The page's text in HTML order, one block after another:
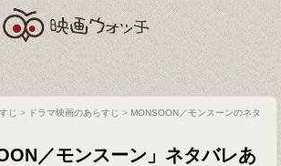
じ > ドラマ映画のあらすじ > MONSOON／モンスーンのネタ
／モンスーン」ネタバレあ